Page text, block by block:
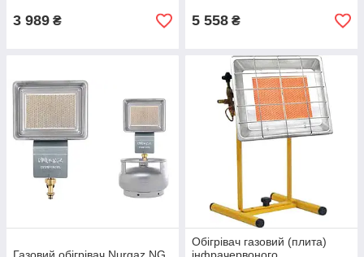
3 989 ₴ 5 558 ₴
Обігрівач газовий (плита)